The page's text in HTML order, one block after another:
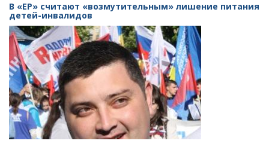
детсадах
воспитанникам
уменьшили
порции
еды
вдвое
В «ЕР» считают «возмутительным» лишение питания
детей-инвалидов